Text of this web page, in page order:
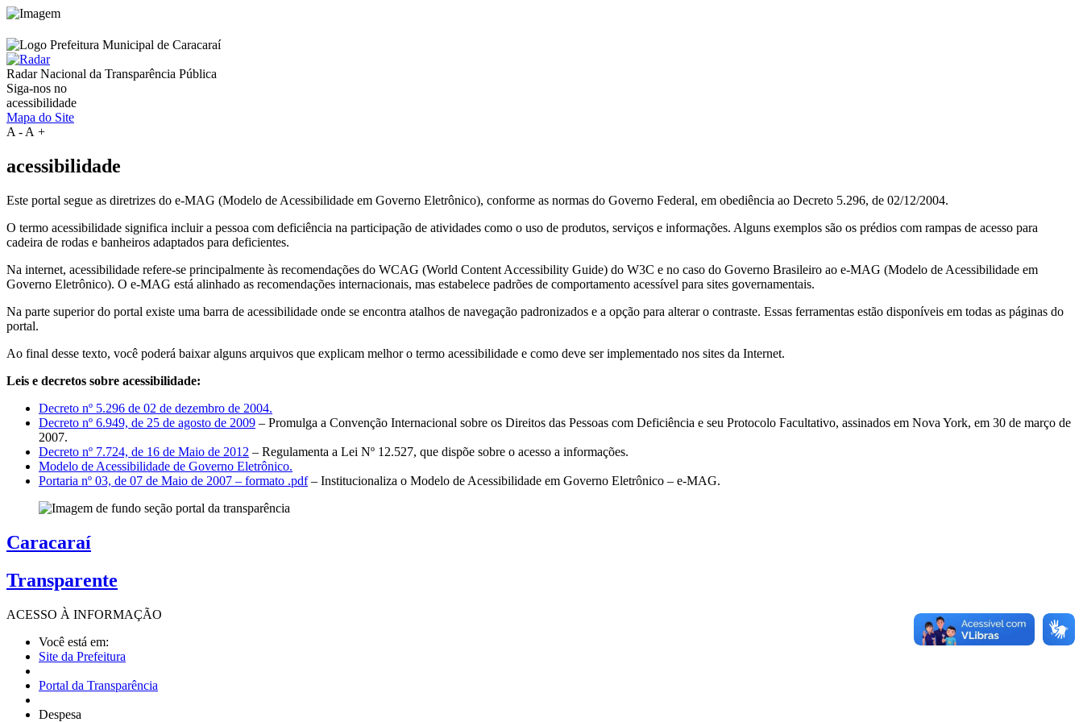
Radar Nacional da Transparência Pública
Siga-nos no
acessibilidade
Mapa do Site
A-A +
acessibilidade
Este portal segue as diretrizes do e-MAG (Modelo de Acessibilidade em Governo Eletrônico), conforme as normas do Governo Federal, em obediência ao Decreto 5.296, de 02/12/2004.
O termo acessibilidade significa incluir a pessoa com deficiência na participação de atividades como o uso de produtos, serviços e informações. Alguns exemplos são os prédios com rampas de acesso para
cadeira de rodas e banheiros adaptados para deficientes.
Na internet, acessibilidade refere-se principalmente às recomendações do WCAG (World Content Accessibility Guide) do W3C e no caso do Governo Brasileiro ao e-MAG (Modelo de Acessibilidade em
Governo Eletrônico). O e-MAG está alinhado as recomendações internacionais, mas estabelece padrões de comportamento acessível para sites governamentais.
Na parte superior do portal existe uma barra de acessibilidade onde se encontra atalhos de navegação padronizados e a opção para alterar o contraste. Essas ferramentas estão disponíveis em todas as páginas do
portal.
Ao final desse texto, você poderá baixar alguns arquivos que explicam melhor o termo acessibilidade e como deve ser implementado nos sites da Internet.
Leis e decretos sobre acessibilidade:
Decreto nº 5.296 de 02 de dezembro de 2004.
Decreto nº 6.949, de 25 de agosto de 2009 – Promulga a Convenção Internacional sobre os Direitos das Pessoas com Deficiência e seu Protocolo Facultativo, assinados em Nova York, em 30 de março de
2007.
Decreto nº 7.724, de 16 de Maio de 2012 – Regulamenta a Lei Nº 12.527, que dispõe sobre o acesso a informações.
Modelo de Acessibilidade de Governo Eletrônico.
Portaria nº 03, de 07 de Maio de 2007 – formato .pdf– Institucionaliza o Modelo de Acessibilidade em Governo Eletrônico – e-MAG.
Caracaraí
Transparente
ACESSO À INFORMAÇÃO
Você está em:
Site da Prefeitura
Portal da Transparência
Despesa